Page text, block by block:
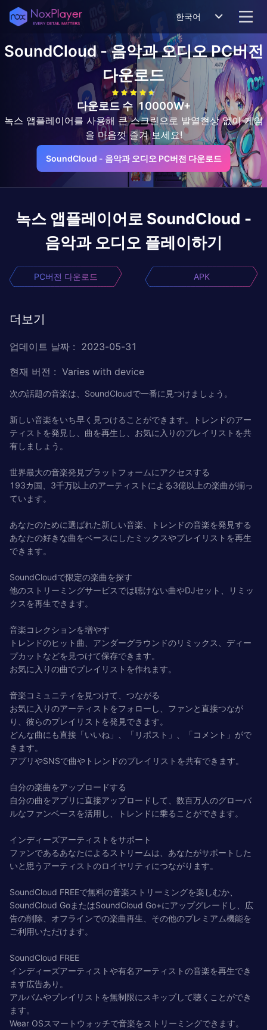
한국어
SoundCloud - 음악과 오디오PC버전
다운로드
다운로드 수 10000W+
녹스 앱플레이어를 사용해 큰 스크린으로 발열현상 없이 게임
을 마음껏 즐겨 보세요!
SoundCloud - 음악과 오디오 PC버전 다운로드
녹스 앱플레이어로 SoundCloud -
음악과 오디오 플레이하기
PC버전 다운로드 APK
더보기
업데이트 날짜 : 2023-05-31
현재 버전 : Varies with device
次の話題の音楽は、SoundCloudで一番に見つけましょう。
新しい音楽をいち早く見つけることができます。トレンドのアー
ティストを発見し、曲を再生し、お気に入りのプレイリストを共
有しましょう。
世界最大の音楽発見プラットフォームにアクセスする
193カ国、3千万以上のアーティストによる3億以上の楽曲が揃っ
ています。
あなたのために選ばれた新しい音楽、トレンドの音楽を発見する
あなたの好きな曲をベースにしたミックスやプレイリストを再生
できます。
SoundCloudで限定の楽曲を探す
他のストリーミングサービスでは聴けない曲やDJセット、リミッ
クスを再生できます。
音楽コレクションを増やす
トレンドのヒット曲、アンダーグラウンドのリミックス、ディー
プカットなどを見つけて保存できます。
お気に入りの曲でプレイリストを作れます。
音楽コミュニティを見つけて、つながる
お気に入りのアーティストをフォローし、ファンと直接つなが
り、彼らのプレイリストを発見できます。
どんな曲にも直接「いいね」、「リポスト」、「コメント」がで
きます。
アプリやSNSで曲やトレンドのプレイリストを共有できます。
自分の楽曲をアップロードする
自分の曲をアプリに直接アップロードして、数百万人のグローバ
ルなファンベースを活用し、トレンドに乗ることができます。
インディーズアーティストをサポート
ファンであるあなたによるストリームは、あなたがサポートした
いと思うアーティストのロイヤリティにつながります。
SoundCloud FREEで無料の音楽ストリーミングを楽しむか、
SoundCloud GoまたはSoundCloud Go+にアップグレードし、広
告の削除、オフラインでの楽曲再生、その他のプレミアム機能を
ご利用いただけます。
SoundCloud FREE
インディーズアーティストや有名アーティストの音楽を再生でき
ます広告あり。
アルバムやプレイリストを無制限にスキップして聴くことができ
ます。
Wear OSスマートウォッチで音楽をストリーミングできます。